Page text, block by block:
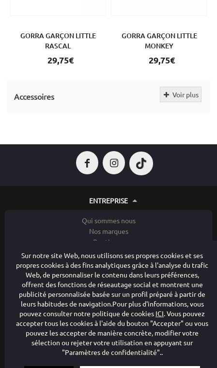
Voir plus
Accessoires
GORRA GARÇON LITTLE
RASCAL
29,75€
GORRA GARÇON LITTLE
MONKEY
29,75€
Sur notre site Web, nous utilisons ses propres cookies et ses
propres cookies à des fins analytiques grâce à l'analyse du trafic
Web, de personnaliser le contenu dans leurs préférences,
offrent des fonctions de réseautage social et montrent une
publicité personnalisée basée sur un profil préparé à partir de
leurs habitudes de navigation.Pour plus d'informations, vous
pouvez consulter notre politique de cookies ICI. Vous pouvez
accepter tous les cookies à l'aide du bouton "Accepter" ou vous
pouvez les accepter de manière concrète, modifier votre
sélection ou rejeter votre utilisation en appuyant sur
"Paramètres de confidentialité"..
ENTREPRISE
Qui sommes nous
Nos marques
Boutiques
Privilège
Contacter
LES POLITIQUES DE CONFIDENTIALITÉ
Avis juridique
Comment acheter
Conditions de vente générales
Politique de cookies
Conditions de confidentialité
Retours et échanges